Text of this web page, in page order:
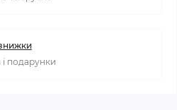
подарунки